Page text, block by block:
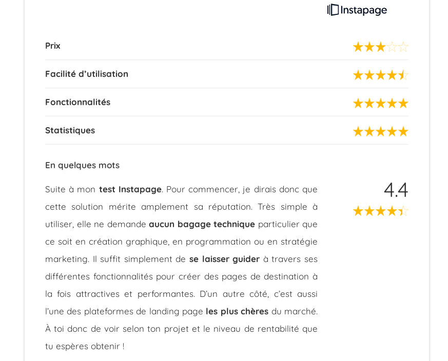
Prix
Facilité d’utilisation
Fonctionnalités
Statistiques
En quelques mots
Suite à mon test Instapage. Pour commencer, je dirais donc que
cette solution mérite amplement sa réputation. Très simple à
utiliser, elle ne demande aucun bagage technique particulier que
ce soit en création graphique, en programmation ou en stratégie
marketing. Il suffit simplement dese laisser guider à travers ses
différentes fonctionnalités pour créer des pages de destination à
la fois attractives et performantes. D’un autre côté, c’est aussi
l’une des plateformes de landing page les plus chères du marché.
À toi donc de voir selon ton projet et le niveau de rentabilité que
tu espères obtenir !
4.4